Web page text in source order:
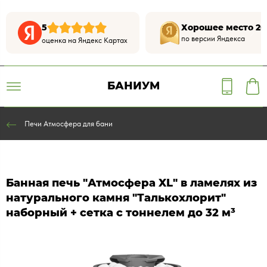
5
оценка на Яндекс Картах
Хорошее место
по версии Яндекса
БАНИУМ
Печи Атмосфера для бани
Банная печь "Атмосфера XL" в ламелях из
натурального камня "Талькохлорит"
наборный + сетка с тоннелем до 32 м³